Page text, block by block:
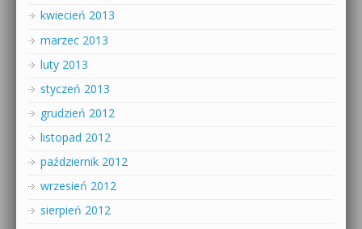
kwiecień 2013
marzec 2013
luty 2013
styczeń 2013
grudzień 2012
listopad 2012
październik 2012
wrzesień 2012
sierpień 2012